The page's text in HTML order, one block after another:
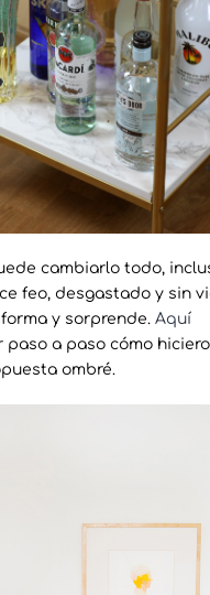
cambiarlo todo,
feo, desgastado y sin
y sorprende. Aquí
paso a paso cómo
ombré.